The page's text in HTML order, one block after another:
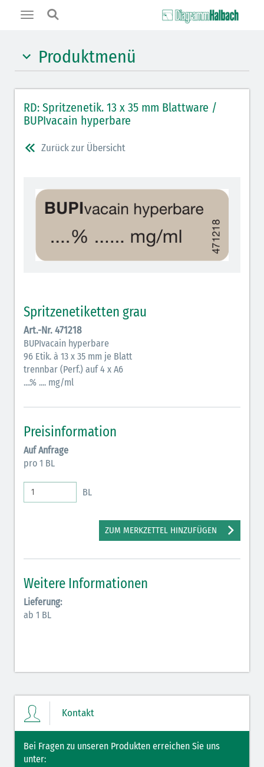
Toggle
Produktmenü
Benzodiazepine (orange)
Benzodiazepin-Antagonisten (orange schraffiert)
Muskelrelaxantien (rot weißer Kopfbalken)
Opiate/Opioide (hellblau)
Lokalanästhetika (grau)
schraffiert)
Anticholinergika (hellgrün)
Cholinergika (hellgrün schraffiert)
Antiemetika (salmon)
Verschiedene Medikamente (weiß)
Antikoagulantien (hellgrau/weiß mit schwarzem
Rahmen)
Bronchodilatatoren (blau-braun)
Antikonvulsiva (grau-lila)
Elektrolyte (grün-pink)
Elektrolyte Kalium (grün-blau)
Elektrolyte NaCl (grün)
RD: Spritzenetik. 13 x 35 mm Blattware /
BUPIvacain hyperbare
Zurück zur Übersicht
Spritzenetiketten grau
Art.-Nr. 471218
BUPIvacain hyperbare
96 Etik. à 13 x 35 mm je Blatt
trennbar (Perf.) auf 4 x A6
....% .... mg/ml
Preisinformation
Auf Anfrage
pro 1 BL
BL
ZUM MERKZETTEL HINZUFÜGEN
Weitere Informationen
Lieferung:
ab 1 BL
Kontakt
Bei Fragen zu unseren Produkten erreichen Sie uns
unter: